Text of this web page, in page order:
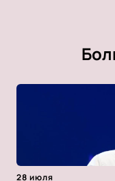
28 июля